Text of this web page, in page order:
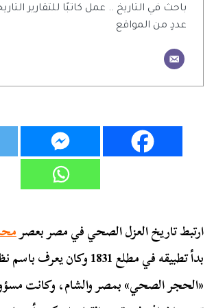
باحث في التاريخ .. عمل كاتبًا للتقارير
عددٍ من المواقع
ارتبط تاريخ العزل الصحي في مصر بعصر
بدأ تطبيقه في مطلع 1831 وكان
«الحجر الصحي» بمصر والشام، وكانت